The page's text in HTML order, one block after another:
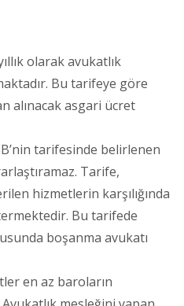
olarak avukatlık
Bu tarifeye göre
alınacak asgari ücret
tarifesinde belirlenen
Tarife,
hizmetlerin karşılığında
Bu tarifede
boşanma avukatı
en az baroların